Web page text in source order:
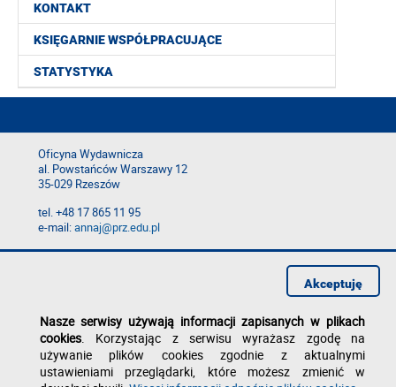
KONTAKT
KSIĘGARNIE WSPÓŁPRACUJĄCE
STATYSTYKA
Oficyna Wydawnicza
al. Powstańców Warszawy 12
35-029 Rzeszów
tel. +48 17 865 11 95
e-mail:annaj@prz.edu.pl
Deklaracja dostępności
Nasze serwisy używają informacji zapisanych w plikach
cookies. Korzystając z serwisu wyrażasz zgodę na
używanie plików cookies zgodnie z aktualnymi
ustawieniami przeglądarki, które możesz zmienić w
Akceptuję